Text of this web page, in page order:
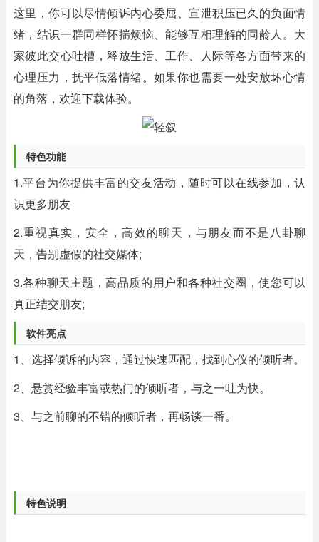
这里，你可以尽情倾诉内心委屈、宣泄积压已久的负面情
绪，结识一群同样怀揣烦恼、能够互相理解的同龄人。大
家彼此交心吐槽，释放生活、工作、人际等各方面带来的
心理压力，抚平低落情绪。如果你也需要一处安放坏心情
的角落，欢迎下载体验。
特色功能
1.平台为你提供丰富的交友活动，随时可以在线参加，认
识更多朋友
2.重视真实，安全，高效的聊天，与朋友而不是八卦聊
天，告别虚假的社交媒体;
3.各种聊天主题，高品质的用户和各种社交圈，使您可以
真正结交朋友;
软件亮点
1、选择倾诉的内容，通过快速匹配，找到心仪的倾听者。
2、悬赏经验丰富或热门的倾听者，与之一吐为快。
3、与之前聊的不错的倾听者，再畅谈一番。
特色说明